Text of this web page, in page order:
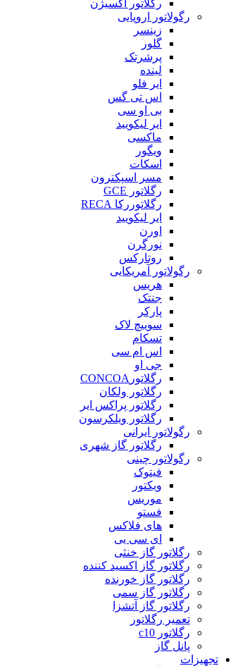
رگلاتور اکسیژن
رگولاتور اروپایی
زینسر
گلور
پرشرتک
لینده
ایر فلو
اس تی گس
بی او سی
ایر لیکویید
ماکسی
ویگور
اسکات
مسر اسپکترون
رگلاتور GCE
رگلاتوررکا RECA
ایر لیکویید
اورن
نورگرن
روتارکس
رگولاتور آمریکایی
هریس
جنتک
پارکر
سوییچ لاک
تسکام
اس ام سی
جی او
رگلاتورCONCOA
رگلاتور ولکان
رگلاتور پراکس ایر
رگلاتور ویلکرسون
رگولاتور ایرانی
رگلاتور گاز شهری
رگولاتور چینی
فیتوک
ویکتور
موریس
فستو
های فلاکس
ای سی یی
رگلاتور گاز خنثی
رگلاتور گاز اکسید کننده
رگلاتور گاز خورنده
رگلاتور گاز سمی
رگلاتور گاز آتشزا
تعمیر رگلاتور
رگلاتور c10
پانل گاز
تجهیزات